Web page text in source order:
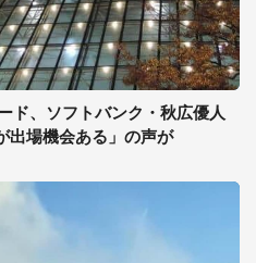
ド、ソフトバンク・秋広優人
出場機会ある」の声が